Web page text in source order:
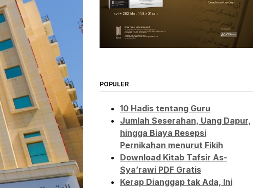
POPULER
10 Hadis tentang Guru
Jumlah Seserahan, Uang Dapur,
hingga Biaya Resepsi
Pernikahan menurut Fikih
Download Kitab Tafsir As-
Sya’rawi PDF Gratis
Kerap Dianggap tak Ada, Ini